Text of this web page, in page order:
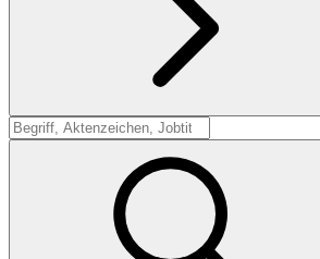
Suche